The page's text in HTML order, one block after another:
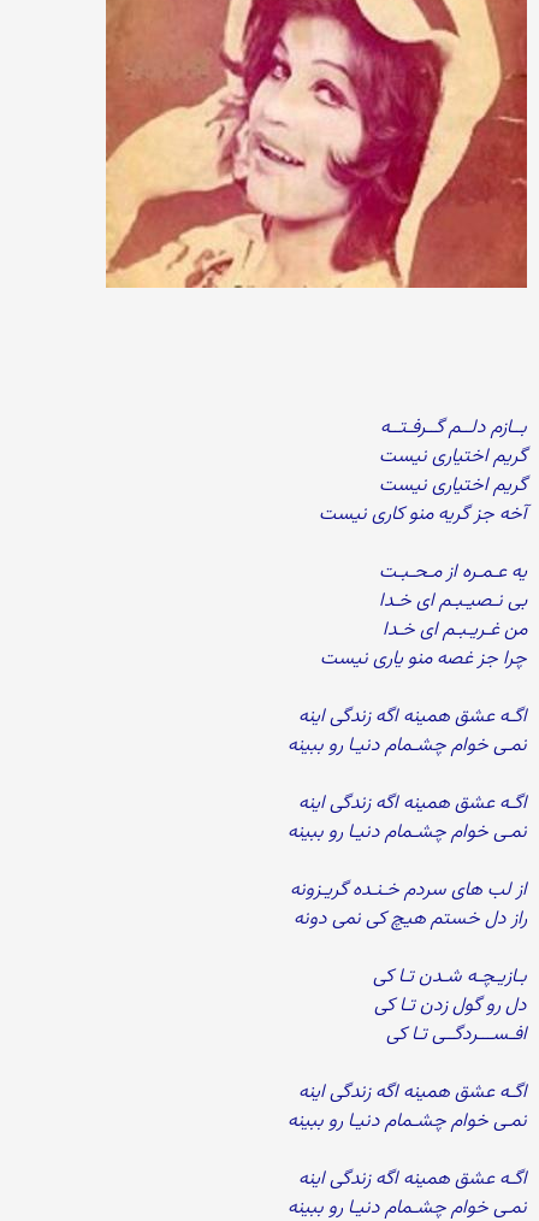
بــازم دلــم گــرفـتــه
گریم اختیاری نیست
گریم اختیاری نیست
آخه جز گریه منو کاری نیست
یه عـمـره از مـحـبـت
بی نـصیـبـم ای خـدا
من غـریـبـم ای خـدا
چرا جز غصه منو یاری نیست
اگـه عشق همینه اگه زندگی اینه
نمـی خوام چشـمام دنیـا رو ببینه
اگـه عشق همینه اگه زندگی اینه
نمـی خوام چشـمام دنیـا رو ببینه
از لب های سردم خـنـده گریـزونه
راز دل خستم هیچ کی نمی دونه
بـازیـچـه شـدن تـا کی
دل رو گول زدن تـا کی
افـســـردگــی تـا کی
اگـه عشق همینه اگه زندگی اینه
نمـی خوام چشـمام دنیـا رو ببینه
اگـه عشق همینه اگه زندگی اینه
نمـی خوام چشـمام دنیـا رو ببینه